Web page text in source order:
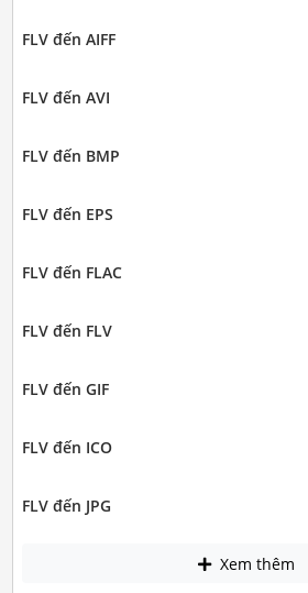
FLV đến AIFF
FLV đến AVI
FLV đến BMP
FLV đến EPS
FLV đến FLAC
FLV đến FLV
FLV đến GIF
FLV đến ICO
FLV đến JPG
Xem thêm